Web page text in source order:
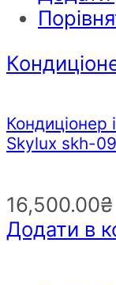
Кондиціонер
Skylux skh-
16,500.00₴
Додати в